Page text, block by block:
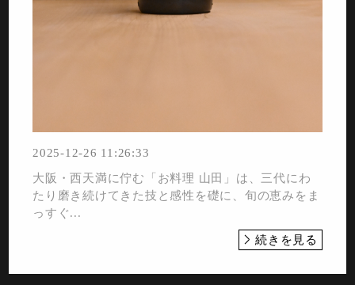
2025-12-26 11:26:33
大阪・西天満に佇む「お料理 山田」は、三代にわ
たり磨き続けてきた技と感性を礎に、旬の恵みをま
っすぐ...
続きを見る